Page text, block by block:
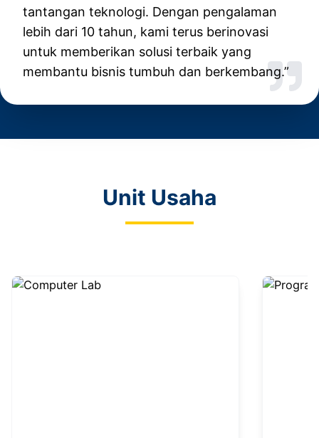
tantangan teknologi. Dengan pengalaman
lebih dari 10 tahun, kami terus berinovasi
untuk memberikan solusi terbaik yang
membantu bisnis tumbuh dan berkembang.”
Unit Usaha